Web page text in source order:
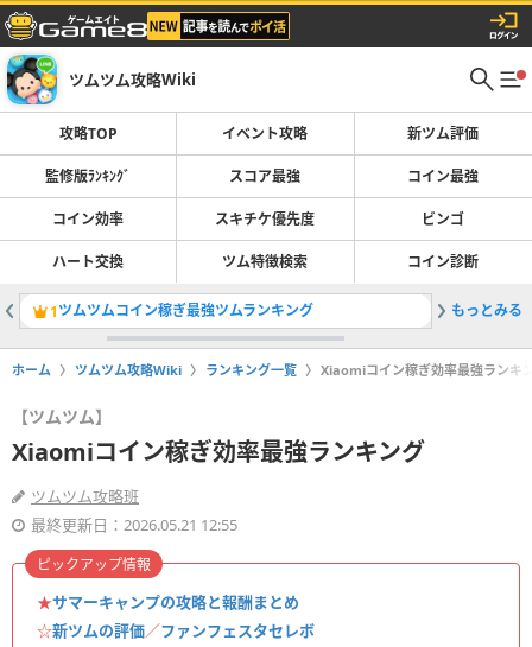
ツムツム攻略Wiki
攻略TOP イベント攻略 新ツム評価
監修版ﾗﾝｷﾝｸﾞ スコア最強 コイン最強
コイン効率 スキチケ優先度 ビンゴ
ハート交換 ツム特徴検索 コイン診断
1ツムツムコイン稼ぎ最強ツムランキング 2サマー
もっとみる
ホーム ツムツム攻略Wiki ランキング一覧 Xiaomiコイン稼ぎ効率最強ランキ
【ツムツム】
Xiaomiコイン稼ぎ効率最強ランキング
ツムツム攻略班
最終更新日：2026.05.21 12:55
★サマーキャンプの攻略と報酬まとめ
☆新ツムの評価／ファンフェスタセレボ
ピックアップ情報